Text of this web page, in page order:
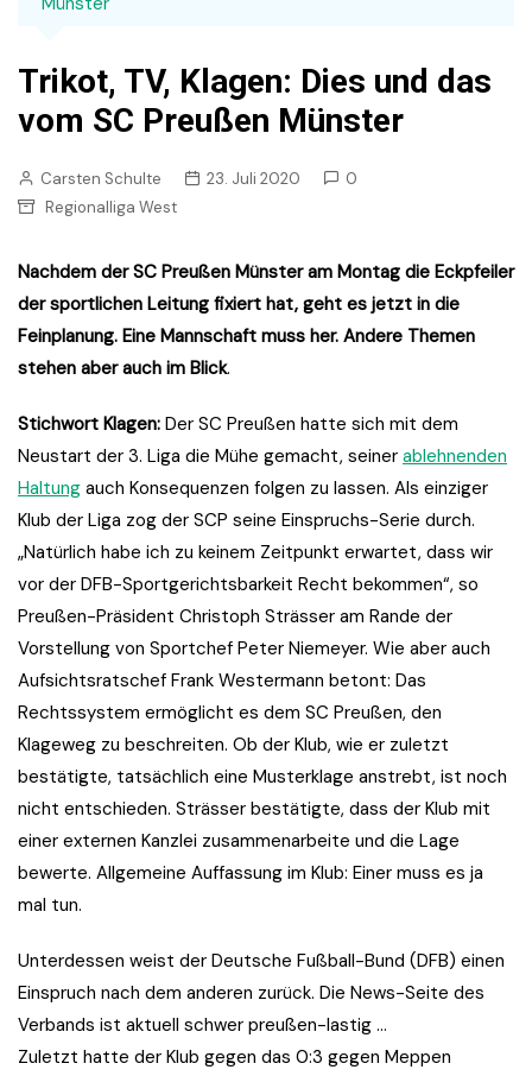
Trikot, TV, Klagen: Dies und das
vom SC Preußen Münster
Carsten Schulte 23. Juli 2020
0
Regionalliga West
Nachdem der SC Preußen Münster am Montag die Eckpfeiler
der sportlichen Leitung fixiert hat, geht es jetzt in die
Feinplanung. Eine Mannschaft muss her. Andere Themen
stehen aber auch im Blick.
Stichwort Klagen: Der SC Preußen hatte sich mit dem
Neustart der 3. Liga die Mühe gemacht, seiner ablehnenden
Haltung auch Konsequenzen folgen zu lassen. Als einziger
Klub der Liga zog der SCP seine Einspruchs-Serie durch.
„Natürlich habe ich zu keinem Zeitpunkt erwartet, dass wir
vor der DFB-Sportgerichtsbarkeit Recht bekommen“, so
Preußen-Präsident Christoph Strässer am Rande der
Vorstellung von Sportchef Peter Niemeyer. Wie aber auch
Aufsichtsratschef Frank Westermann betont: Das
Rechtssystem ermöglicht es dem SC Preußen, den
Klageweg zu beschreiten. Ob der Klub, wie er zuletzt
bestätigte, tatsächlich eine Musterklage anstrebt, ist noch
nicht entschieden. Strässer bestätigte, dass der Klub mit
einer externen Kanzlei zusammenarbeite und die Lage
bewerte. Allgemeine Auffassung im Klub: Einer muss es ja
mal tun.
Unterdessen weist der Deutsche Fußball-Bund (DFB) einen
Einspruch nach dem anderen zurück. Die News-Seite des
Verbands ist aktuell schwer preußen-lastig …
Zuletzt hatte der Klub gegen das 0:3 gegen Meppen